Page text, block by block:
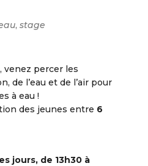
, stage
venez percer les
de l’eau et de l’air pour
à eau !
des jeunes entre 6
jours, de 13h30 à